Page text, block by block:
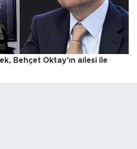
Behçet Oktay'ın ailesi ile